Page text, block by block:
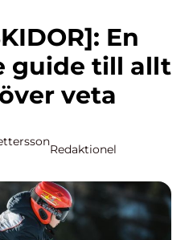
guide till allt
veta
Redaktionel